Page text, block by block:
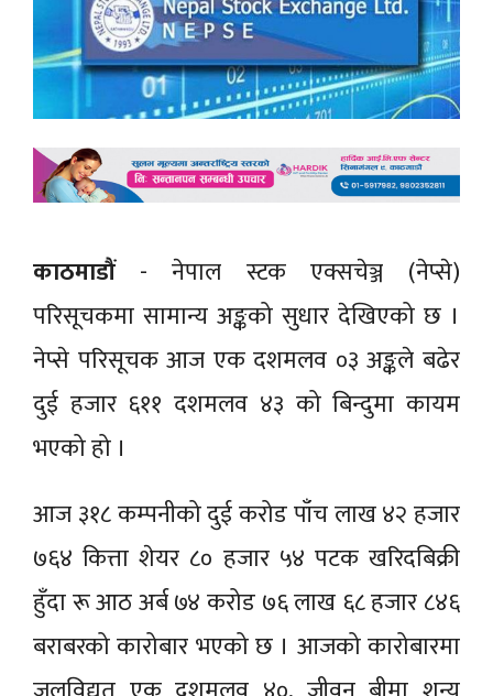
काठमाडौं- नेपाल स्टक एक्सचेञ्ज (नेप्से)
परिसूचकमा सामान्य अङ्कको सुधार देखिएको छ ।
नेप्से परिसूचक आज एक दशमलव ०३ अङ्कले बढेर
दुई हजार ६११ दशमलव ४३ को बिन्दुमा कायम
भएको हो ।
आज ३१८ कम्पनीको दुई करोड पाँच लाख ४२ हजार
७६४ कित्ता शेयर ८० हजार ५४ पटक खरिदबिक्री
हुँदा रू आठ अर्ब ७४ करोड ७६ लाख ६८ हजार ८४६
बराबरको कारोबार भएको छ । आजको कारोबारमा